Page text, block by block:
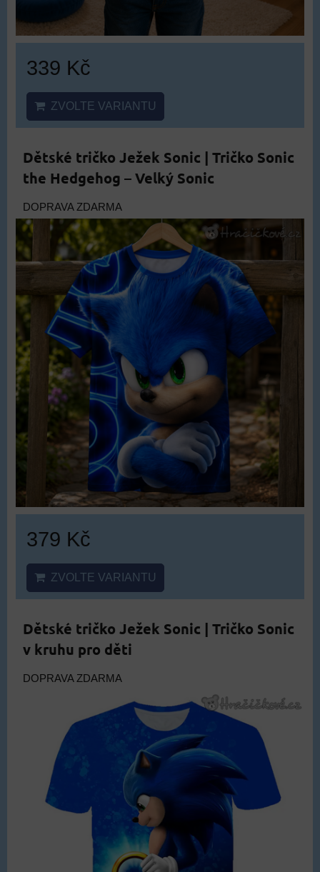
339 Kč
ZVOLTE VARIANTU
Dětské tričko Ježek Sonic | Tričko Sonic
the Hedgehog – Velký Sonic
DOPRAVA ZDARMA
379 Kč
ZVOLTE VARIANTU
Dětské tričko Ježek Sonic | Tričko Sonic
v kruhu pro děti
DOPRAVA ZDARMA